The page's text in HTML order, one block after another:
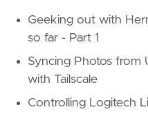
Geeking out with
so far - Part 1
Syncing Photos from
with Tailscale
Controlling Logitech